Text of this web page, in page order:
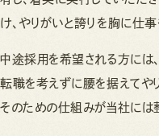
け、やりがいと誇りを胸に仕事
中途採用を希望される方には
転職を考えずに腰を据えてや
そのための仕組みが当社には